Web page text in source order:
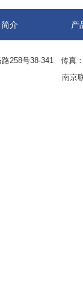
介 产
路258号38-341 传真
南京